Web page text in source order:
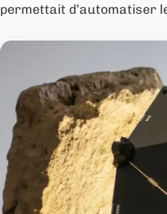
permettait d’automatiser